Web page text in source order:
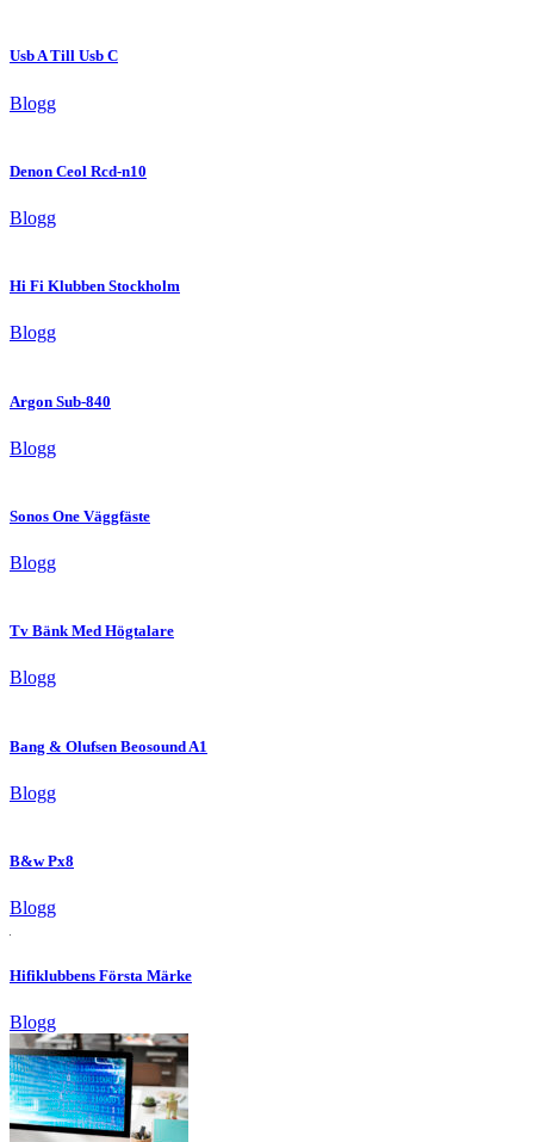
Usb A Till Usb C
Blogg
Denon Ceol Rcd-n10
Blogg
Hi Fi Klubben Stockholm
Blogg
Argon Sub-840
Blogg
Sonos One Väggfäste
Blogg
Tv Bänk Med Högtalare
Blogg
Bang & Olufsen Beosound A1
Blogg
B&w Px8
Blogg
Hifiklubbens Första Märke
Blogg